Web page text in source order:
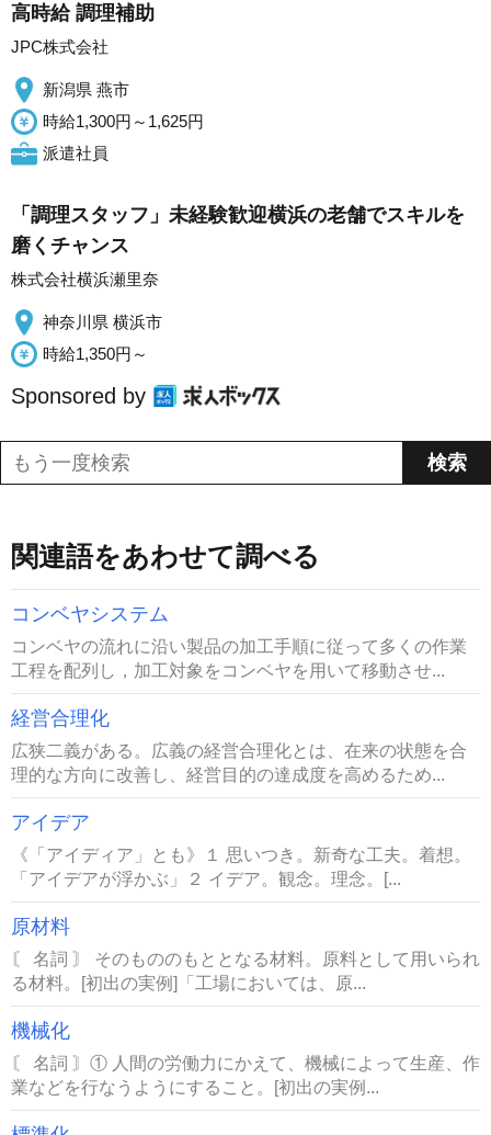
高時給 調理補助
JPC株式会社
新潟県 燕市
時給1,300円～1,625円
派遣社員
「調理スタッフ」未経験歓迎横浜の老舗でスキルを
磨くチャンス
株式会社横浜瀬里奈
神奈川県 横浜市
時給1,350円～
Sponsored by
関連語をあわせて調べる
コンベヤシステム
コンベヤの流れに沿い製品の加工手順に従って多くの作業
工程を配列し，加工対象をコンベヤを用いて移動させ...
経営合理化
広狭二義がある。広義の経営合理化とは、在来の状態を合
理的な方向に改善し、経営目的の達成度を高めるため...
アイデア
《「アイディア」とも》１ 思いつき。新奇な工夫。着想。
「アイデアが浮かぶ」２ イデア。観念。理念。[...
原材料
〘 名詞 〙 そのもののもととなる材料。原料として用いられ
る材料。[初出の実例]「工場においては、原...
機械化
〘 名詞 〙① 人間の労働力にかえて、機械によって生産、作
業などを行なうようにすること。[初出の実例...